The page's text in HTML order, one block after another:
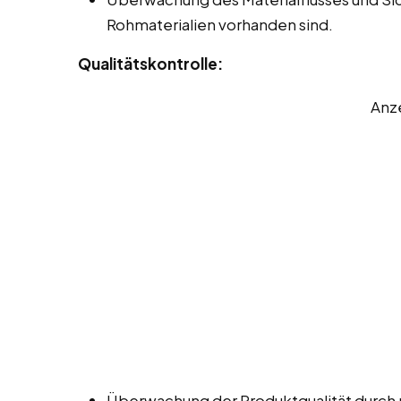
Rohmaterialien vorhanden sind.
Qualitätskontrolle: